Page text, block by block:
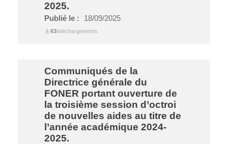
2025.
Publié le : 18/09/2025
63téléchargements
Communiqués de la
Directrice générale du
FONER portant ouverture de
la troisième session d’octroi
de nouvelles aides au titre de
l’année académique 2024-
2025.